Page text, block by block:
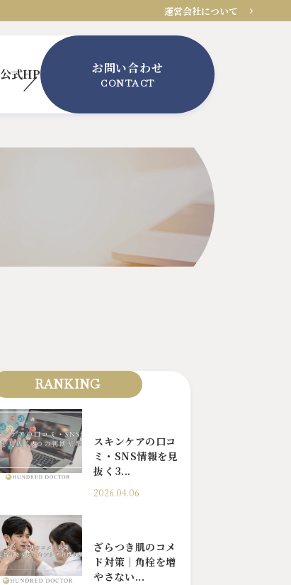
運営会社について
公式HP お問い合わせ
CONTACT
RANKING
スキンケアの口コ
ミ・SNS情報を見
抜く3...
2026.04.06
ざらつき肌のコメ
ド対策｜角栓を増
やさない...